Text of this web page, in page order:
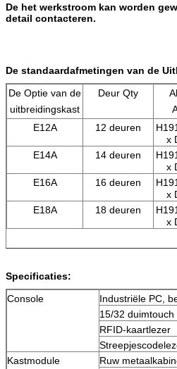
Laat een
We bellen je
De het werkstroom kan worden
detail contacteren.
De standaardafmetingen van de
De Optie van de
uitbreidingskast
Deur Qty
E12A 12 deuren
x
E14A
14 deuren
x
E16A
16 deuren
x
E18A
18 deuren
x
Specificaties:
Console
Industriële PC,
15/32 duimtouch
RFID-kaartlezer
Kastmodule
Ruw